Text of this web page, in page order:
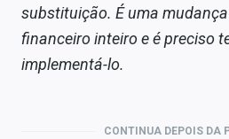
substituição. É uma
financeiro inteiro e é preciso
implementá-lo.
CONTINUA DEPOIS DA